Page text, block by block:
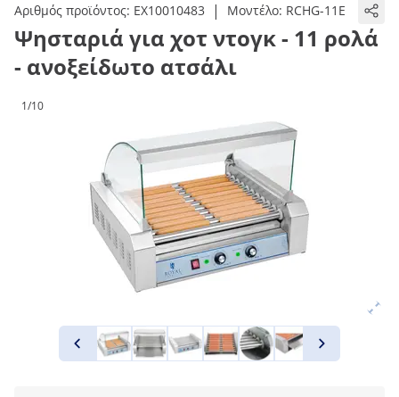
Αριθμός προϊόντος: EX10010483 | Μοντέλο: RCHG-11E
Ψησταριά για χοτ ντογκ - 11 ρολά
- ανοξείδωτο ατσάλι
1/10